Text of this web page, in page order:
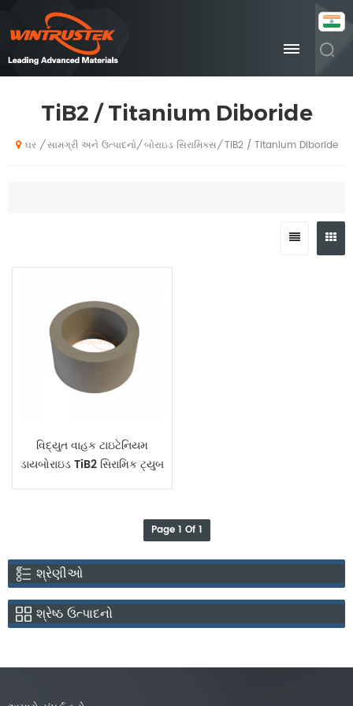
TiB2 / Titanium Diboride
ઘર / સામગ્રી અને ઉત્પાદનો/ બોરાઇડ સિરામિક્સ/ TiB2 / Titanium Diboride
વિદ્યુત વાહક ટાઇટેનિયમ
ડાયબોરાઇડ TiB2 સિરામિક ટ્યુબ
Page 1 Of 1
શ્રેણીઓ
શ્રેષ્ઠ ઉત્પાદનો